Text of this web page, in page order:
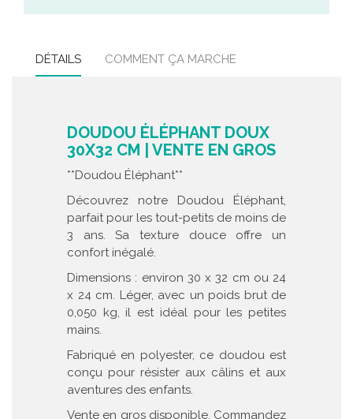
DÉTAILS COMMENT ÇA MARCHE
DOUDOU ÉLÉPHANT DOUX
30X32 CM | VENTE EN GROS
**Doudou Éléphant**
Découvrez notre Doudou Éléphant,
parfait pour les tout-petits de moins de
3 ans. Sa texture douce offre un
confort inégalé.
Dimensions : environ 30 x 32 cm ou 24
x 24 cm. Léger, avec un poids brut de
0,050 kg, il est idéal pour les petites
mains.
Fabriqué en polyester, ce doudou est
conçu pour résister aux câlins et aux
aventures des enfants.
Vente en gros disponible. Commandez